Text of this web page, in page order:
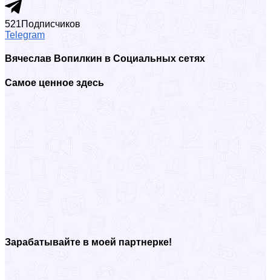
521Подписчиков
Telegram
Вячеслав Вопилкин в Социальных сетях
Самое ценное здесь
Зарабатывайте в моей партнерке!